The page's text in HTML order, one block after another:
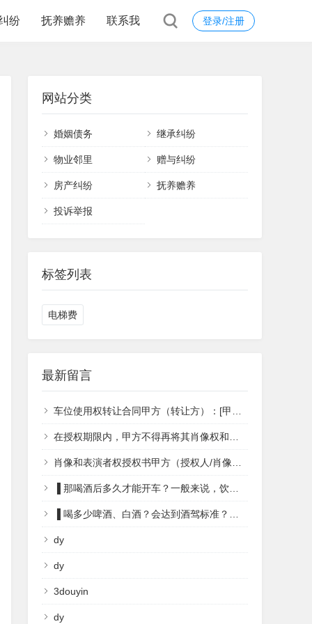
登录/注册
纷 抚养赡养 联系我
网站分类
婚姻债务 继承纠纷
物业邻里 赠与纠纷
房产纠纷 抚养赡养
投诉举报
标签列表
电梯费
最新留言
车位使用权转让合同甲方（转让方）：[甲方姓名]身份证号码：[甲方身份证号]地址：[甲方地址]乙方（受让方）：[乙方姓名]身份证号码：[乙方身份证号]地址：[乙方地址]鉴于甲方是某小区（或停车场名称）的合法车位使用权人，现甲乙双方经友好协商，就甲方将其车位使用权转让给乙方事宜，达成如下协议：一、车位基本情况车位位置：[车位具体位置]车位编号：[车位编号]车位面积：[车位面积]二、转让内容甲方同意将其拥有的上述车位使用权转让给乙方，乙方同意受让该车位使用权。车位使用权转让后，乙方享有对该车位的合法使用权，并承担相关责任和义务。三、转让价款及支付方式双方约定，车位使用权转让价款为人民币[金额]元（大写：[金额汉字大写]）。乙方应于本合同签订之日起[付款期限，如：五个工作日内]将转让价款支付至甲方指定账户。四、车位交接及过户手续甲方应在收到乙方支付的转让价款后[交接期限，如：五个工作日内]将车位交付给乙方使用。甲方应协助乙方办理车位使用权过户手续，确保乙方取得合法使用权。五、违约责任若甲方未按照约定交付车位或协助办理过户手续，应承担违约责任，并赔偿乙方因此遭受的损失。若乙方未按照约定支付转让价款，应承担违约责任，并向甲方支付违约金。六、争议解决本合同在履行过程中如发生争议，双方应友好协商解决；协商不成的，任何一方均有权向合同签订地的人民法院提起诉讼。七、其他本合同一式两份，甲乙双方各执一份，自双方签字（或盖章）之日起生效。本合同未尽事宜，可由双方另行协商补充，补充协议与本合同具有同等法律效力。甲方（转让方）：[甲方亲笔签名]签订日期：[甲方签订日期]乙方（受让方）：[乙方亲笔签名]签订日期：[乙方签订日期]
在授权期限内，甲方不得再将其肖像权和表演者权授权给第三方使用，除非得到乙方的书面同意。五、违约责任如任何一方违反本合同的任何条款，守约方有权要求违约方承担违约责任，并支付因此造成的全部损失。六、争议解决本合同在履行过程中如发生争议，双方应首先通过友好协商解决；协商不成的，任何一方均有权向有管辖权的人民法院提起诉讼。七、其他本合同一式两份，甲乙双方各执一份，具有同等法律效力。本合同未尽事宜，可由双方另行协商补充。经双方协商一致，可以签订补充协议，补充协议与本合同具有同等法律效力。本合同自双方签字（或盖章）之日起生效。甲方（签字/盖章）：____________________日期：____年__月__日乙方（盖章）：____________________法定代表人（或授权代表）签字：____________________日期：____年__月__日请注意，这只是一个基本模板，并不包含所有可能的法律条款和细节。在实际应用中，应根据具体情况进行调整和完善，并请专业律师进行审查和修改。特别是关于费用、支付方式、使用范围等关键条款，应根据双方的具体需求和协商结果来填写。
肖像和表演者权授权书甲方（授权人/肖像提供者/表演者）：____________________身份证号/护照号：____________________地址：_________________________________联系电话：___________________________电子邮箱：___________________________乙方（被授权人/使用方）：____________________公司注册号/统一社会信用代码：______________地址：_________________________________联系人：___________________________联系电话：___________________________电子邮箱：___________________________鉴于甲方是肖像的合法提供者及表演者，并愿意将其肖像权和表演者权授权给乙方使用；乙方希望获得甲方的肖像和表演者权的使用权，以便在相关活动和宣传中使用。现双方经友好协商，达成以下授权协议：一、授权内容甲方同意将其肖像权和表演者权授权给乙方，允许乙方在合同约定的范围内使用甲方的肖像和表演。授权使用的具体范围包括但不限于：乙方的宣传活动、广告、商业推广、产品包装、线上线下营销等。乙方有权对甲方的肖像和表演进行合理的编辑、剪辑和处理，但应保证不损害甲方的形象和声誉。二、授权期限本授权自签署之日起生效，有效期为____年/月，至____年/月____日止。期满后如需继续使用，双方应另行协商并签订新的授权协议。三、费用与支付作为对甲方肖像权和表演者权的使用费，乙方应向甲方支付人民币____元整（大写：_________________________元整）。支付方式为：_________________________（如：一次性支付、分期支付等）。支付时间：_________________________（如：合同签署后5个工作日内支付等）。四、权利与义务甲方保证其提供的肖像和表演不侵犯任何第三方的知识产权或其他合法权益。乙方应尊重甲方的肖像权和表演者权，按照本合同的约定使用甲方的肖像和表演。乙方不得将甲方的肖像和表演用于违法、不道德或损害甲方形象和声誉的用途。在授权期限内，甲方
▐ 那喝酒后多久才能开车？一般来说，饮酒后大约10分钟，酒精就会被人体吸收进入血液，1个小时到1个半小时就达到最高峰。如果只饮一杯啤酒或饮一杯红酒，至少要经过6个小时的代谢，才能再开车；而如果是饮了低度白酒3两以上，考虑到个体和环境等差异，至少要经过20到24小时才能开车。酒精在人体内的代谢速度取决于很多因素，一般来说，酒精在体内的降解半衰期大于6小时。根据个体差异，有的代谢时间长的可能要超过10个小时甚至20个小时。注意：酒后驾车不会以司机的自我感觉作为评判标准，也不会以酒后时间长短界定，而是以人血液酒精浓度专业测试结果为标准。
▐ 喝多少啤酒、白酒？会达到酒驾标准？从人体血液中的酒精浓度变化来看，正常人喝一杯200毫升的啤酒后，酒精浓度即可达到20mg/100ml的饮酒驾驶标准。如果喝了3两低度白酒或者2瓶啤酒，酒精浓度可达80mg/100ml的醉驾标准,当然，个人体质不同，这个数字可能略有差异。
dy
dy
3douyin
dy